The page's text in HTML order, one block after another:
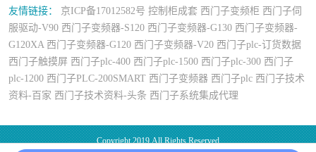
友情链接： 京ICP备17012582号 控制柜成套 西门子变频柜 西门子伺
服驱动-V90 西门子变频器-S120 西门子变频器-G130 西门子变频器-
G120XA 西门子变频器-G120 西门子变频器-V20 西门子plc-订货数据
西门子触摸屏 西门子plc-400 西门子plc-1500 西门子plc-300 西门子
plc-1200 西门子PLC-200SMART 西门子变频器 西门子plc 西门子技术
资料-百家 西门子技术资料-头条 西门子系统集成代理
Copyright 2019.All Rights Reserved